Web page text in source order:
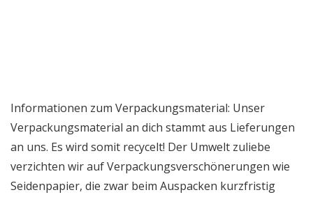
Informationen zum Verpackungsmaterial: Unser
Verpackungsmaterial an dich stammt aus Lieferungen
an uns. Es wird somit recycelt! Der Umwelt zuliebe
verzichten wir auf Verpackungsverschönerungen wie
Seidenpapier, die zwar beim Auspacken kurzfristig